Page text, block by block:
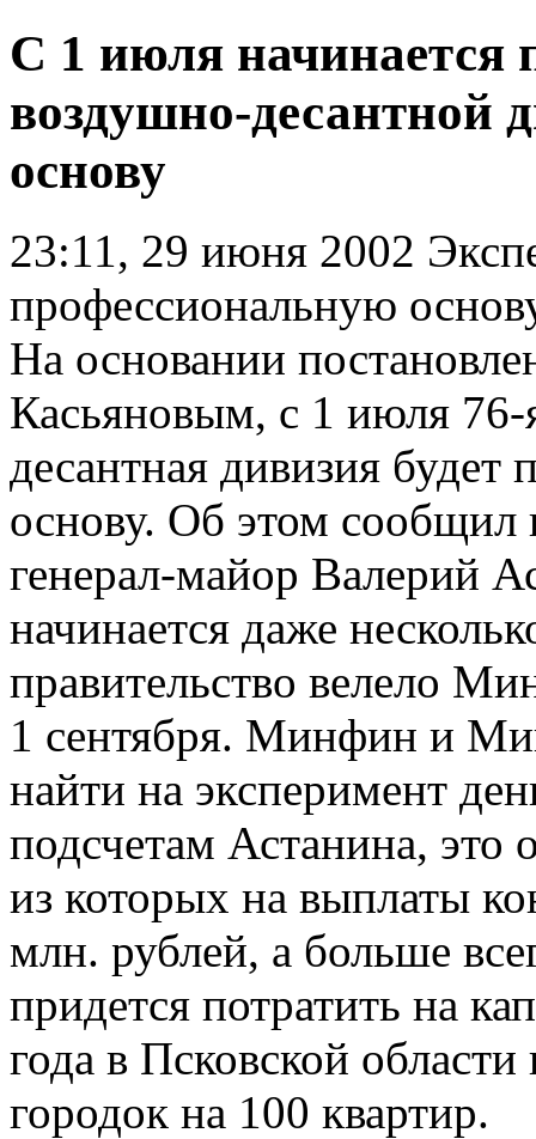
С 1 июля начинается
воздушно-десантной
основу
23:11, 29 июня 2002
профессиональную
На основании
Касьяновым, с 1 июля
десантная дивизия будет
основу. Об этом сообщил
генерал-майор Валерий
начинается даже
правительство велело
1 сентября. Минфин и
найти на эксперимент
подсчетам Астанина, это
из которых на выплаты
млн. рублей, а больше
придется потратить на
года в Псковской
городок на 100 квартир.